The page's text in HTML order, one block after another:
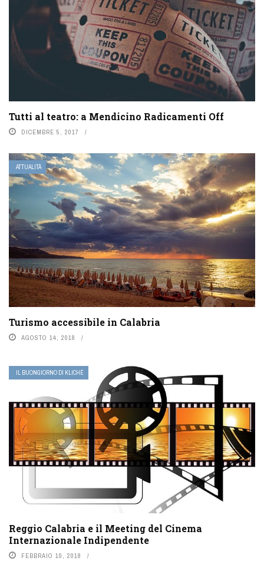
Tutti al teatro: a Mendicino Radicamenti Off
DICEMBRE 5, 2017
ATTUALITÀ
Turismo accessibile in Calabria
AGOSTO 14, 2018
IL BUONGIORNO DI KLICHÉ
Reggio Calabria e il Meeting del Cinema
Internazionale Indipendente
FEBBRAIO 10, 2018